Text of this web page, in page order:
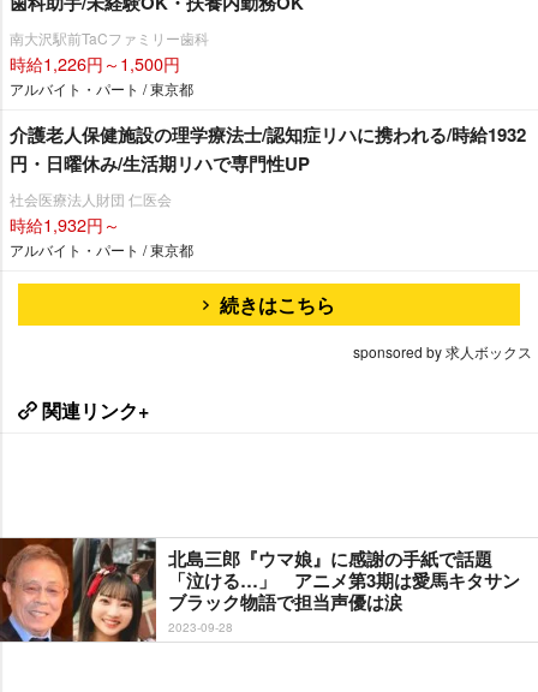
南大沢駅前TaCファミリー歯科
時給1,226円～1,500円
アルバイト・パート / 東京都
介護老人保健施設の理学療法士/認知症リハに携われる/時給1932
円・日曜休み/生活期リハで専門性UP
社会医療法人財団 仁医会
時給1,932円～
アルバイト・パート / 東京都
続きはこちら
sponsored by 求人ボックス
関連リンク+
北島三郎『ウマ娘』に感謝の手紙で話題
「泣ける…」 アニメ第3期は愛馬キタサン
ブラック物語で担当声優は涙
2023-09-28